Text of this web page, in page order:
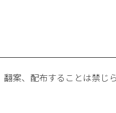
案、配布することは禁じら